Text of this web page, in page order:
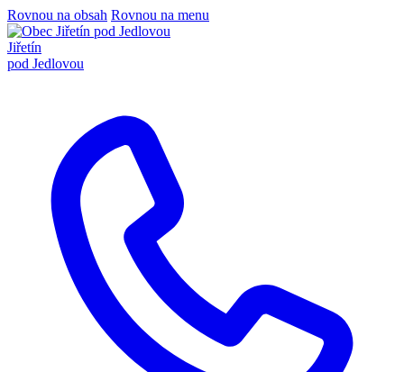
Rovnou na obsah Rovnou na menu
Jiřetín
pod Jedlovou